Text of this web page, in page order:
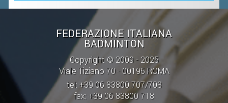
FEDERAZIONE ITALIANA
BADMINTON
Copyright © 2009 - 2025
Viale Tiziano 70 - 00196 ROMA
tel: +39 06 83800 707/708
fax: +39 06 83800 718
EVENTI SOSTENIBILI
PARA BADMINTON
TESSERAMENTO